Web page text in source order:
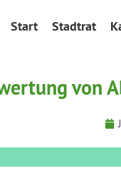
Start Stadtrat
von